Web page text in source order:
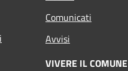
Comunicati
Avvisi
VIVERE IL COMUNE